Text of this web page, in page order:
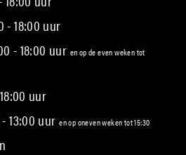
- 18:00 uur
- 18:00 uur en op de even weken tot
uur
13:00 uuren op oneven weken tot 15:30